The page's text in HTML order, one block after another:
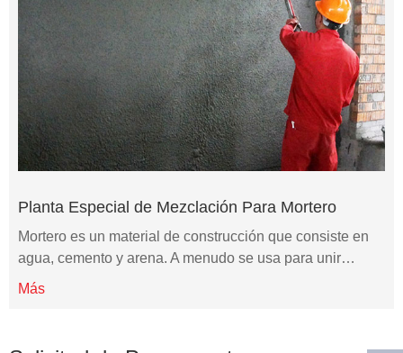
Planta Especial de Mezclación Para Mortero
Mortero es un material de construcción que consiste en
agua, cemento y arena. A menudo se usa para unir…
Más